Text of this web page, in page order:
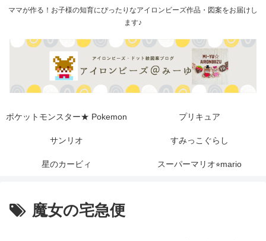
ママが作る！お子様の知育にぴったりなアイロンビーズ作品・図案をお届けし
ます♪
ポケットモンスター★ Pokemon プリキュア
サンリオ すみっこぐらし
星のカービィ スーパーマリオ⭐︎mario
魔女の宅急便